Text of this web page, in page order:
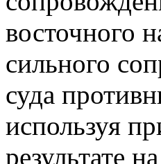
восточного
сильного
суда
используя
результате